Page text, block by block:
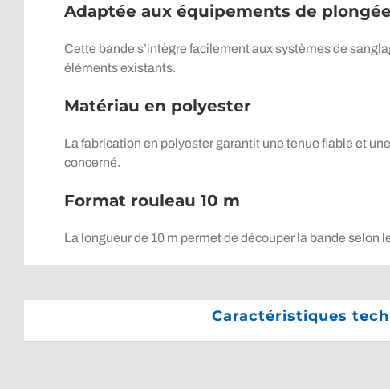
Adaptée aux équipements de plongée
Cette bande s’intègre facilement aux systèmes de
éléments existants.
Matériau en polyester
La fabrication en polyester garantit une tenue fiable et
concerné.
Format rouleau 10 m
La longueur de 10 m permet de découper la bande
Caractéristiques